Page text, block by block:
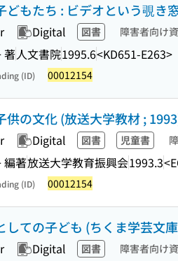
どもたち : ビデオという覗き
Digital 図書 障害者向け
著人文書院1995.6<KD651-E263>
(ID) 00012154
供の文化 (放送大学教材 ;
Digital 図書 児童書
編著放送大学教育振興会1993.3
(ID) 00012154
しての子ども (ちくま学芸文
Digital 図書 障害者向け